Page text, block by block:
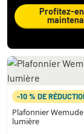
Profitez-
-10 % DE
Plafonnier Wemude
lumière